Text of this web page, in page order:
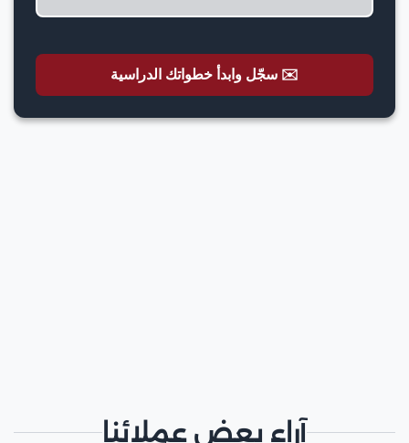
✉️ سجّل وابدأ خطواتك الدراسية
آراء بعض عملائنا